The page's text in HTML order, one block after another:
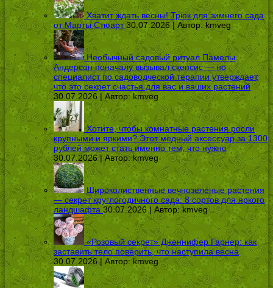
Хватит ждать весны! Трюк для зимнего сада
от Марты Стюарт 30.07.2026 | Автор:kmveg
Необычный садовый ритуал Памелы
Андерсон поначалу вызывал скепсис — но
специалист по садоводческой терапии утверждает,
что это секрет счастья для вас и ваших растений
30.07.2026 | Автор: kmveg
Хотите, чтобы комнатные растения росли
крупными и яркими? Этот медный аксессуар за 1300
рублей может стать именно тем, что нужно
30.07.2026 | Автор:kmveg
Широколиственные вечнозеленые растения
— секрет круглогодичного сада: 8 сортов для яркого
ландшафта 30.07.2026 | Автор:kmveg
«Розовый секрет» Дженнифер Гарнер: как
заставить тело поверить, что наступила весна
30.07.2026 | Автор:kmveg